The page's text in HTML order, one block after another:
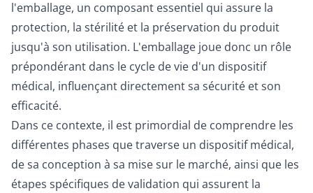
l'emballage, un composant essentiel qui assure la
protection, la stérilité et la préservation du produit
jusqu'à son utilisation. L'emballage joue donc un rôle
prépondérant dans le cycle de vie d'un dispositif
médical, influençant directement sa sécurité et son
efficacité.
Dans ce contexte, il est primordial de comprendre les
différentes phases que traverse un dispositif médical,
de sa conception à sa mise sur le marché, ainsi que les
étapes spécifiques de validation qui assurent la